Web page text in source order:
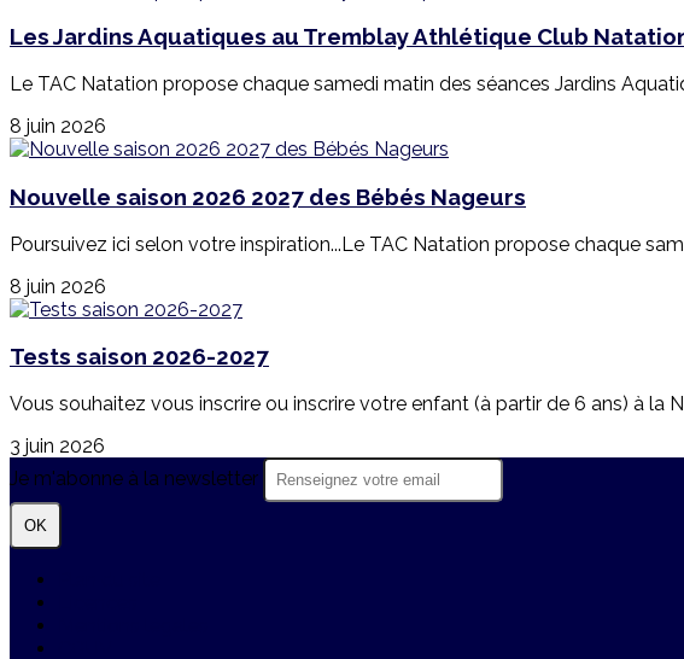
Les Jardins Aquatiques au Tremblay Athlétique Club
Le TAC Natation propose chaque samedi matin des séances Jardins
8 juin 2026
Nouvelle saison 2026 2027 des Bébés Nageurs
Poursuivez ici selon votre inspiration...Le TAC Natation propose chaque
8 juin 2026
Tests saison 2026-2027
Vous souhaitez vous inscrire ou inscrire votre enfant (à partir de 6 ans) à la
3 juin 2026
Je m'abonne à la newsletter
OK